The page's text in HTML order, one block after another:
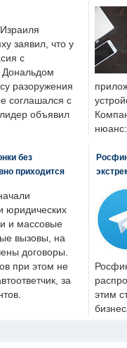
заявил, что у
с
разоружения
соглашался с
объявил
без
приходится
юридических
и массовые
вызовы, на
договоры.
при этом не
за
этим